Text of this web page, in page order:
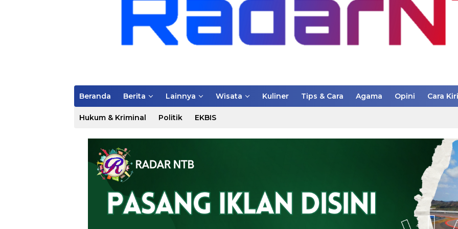
Beranda Berita Lainnya Wisata Kuliner Tips & Cara Agama Opini Cara
Hukum & Kriminal Politik EKBIS